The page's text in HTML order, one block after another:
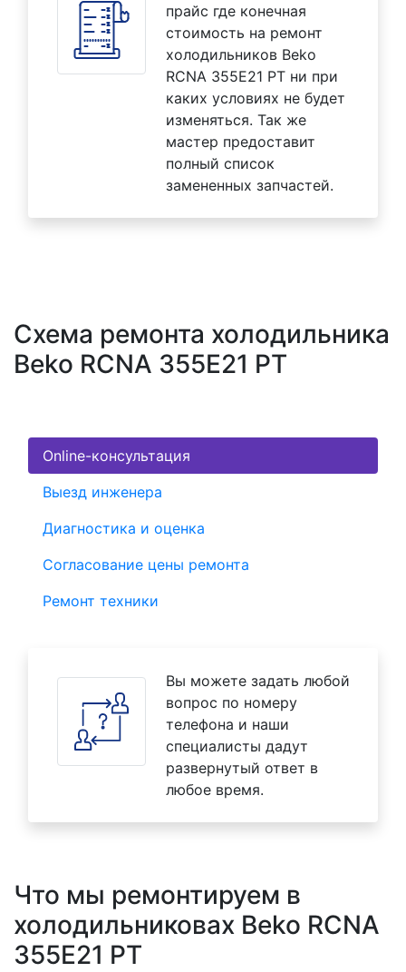
прайс где конечная
стоимость на ремонт
холодильников Beko
RCNA 355E21 PT ни при
каких условиях не будет
изменяться. Так же
мастер предоставит
полный список
замененных запчастей.
Схема ремонта холодильника
Beko RCNA 355E21 PT
Online-консультация
Выезд инженера
Диагностика и оценка
Согласование цены ремонта
Ремонт техники
Вы можете задать любой
вопрос по номеру
телефона и наши
специалисты дадут
развернутый ответ в
любое время.
Что мы ремонтируем в
холодильниковах Beko RCNA
355E21 PT